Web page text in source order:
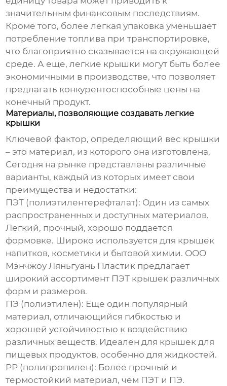
значительным финансовым последствиям.
Кроме того, более легкая упаковка уменьшает
потребление топлива при транспортировке,
что благоприятно сказывается на окружающей
среде. А еще, легкие крышки могут быть более
экономичными в производстве, что позволяет
предлагать конкурентоспособные цены на
конечный продукт.
Материалы, позволяющие создавать легкие
крышки
Ключевой фактор, определяющий вес крышки
– это материал, из которого она изготовлена.
Сегодня на рынке представлены различные
варианты, каждый из которых имеет свои
преимущества и недостатки:
ПЭТ (полиэтилентерефталат): Один из самых
распространенных и доступных материалов.
Легкий, прочный, хорошо поддается
формовке. Широко используется для крышек
напитков, косметики и бытовой химии. ООО
Мэнчжоу Ляньгуань Пластик предлагает
широкий ассортимент ПЭТ крышек различных
форм и размеров.
ПЭ (полиэтилен): Еще один популярный
материал, отличающийся гибкостью и
хорошей устойчивостью к воздействию
различных веществ. Идеален для крышек для
пищевых продуктов, особенно для жидкостей.
PP (полипропилен): Более прочный и
термостойкий материал, чем ПЭТ и ПЭ.